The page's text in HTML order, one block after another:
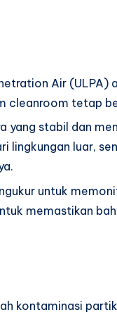
Air
cleanroom tetap
yang stabil dan
lingkungan luar,
untuk
memastikan
kontaminasi